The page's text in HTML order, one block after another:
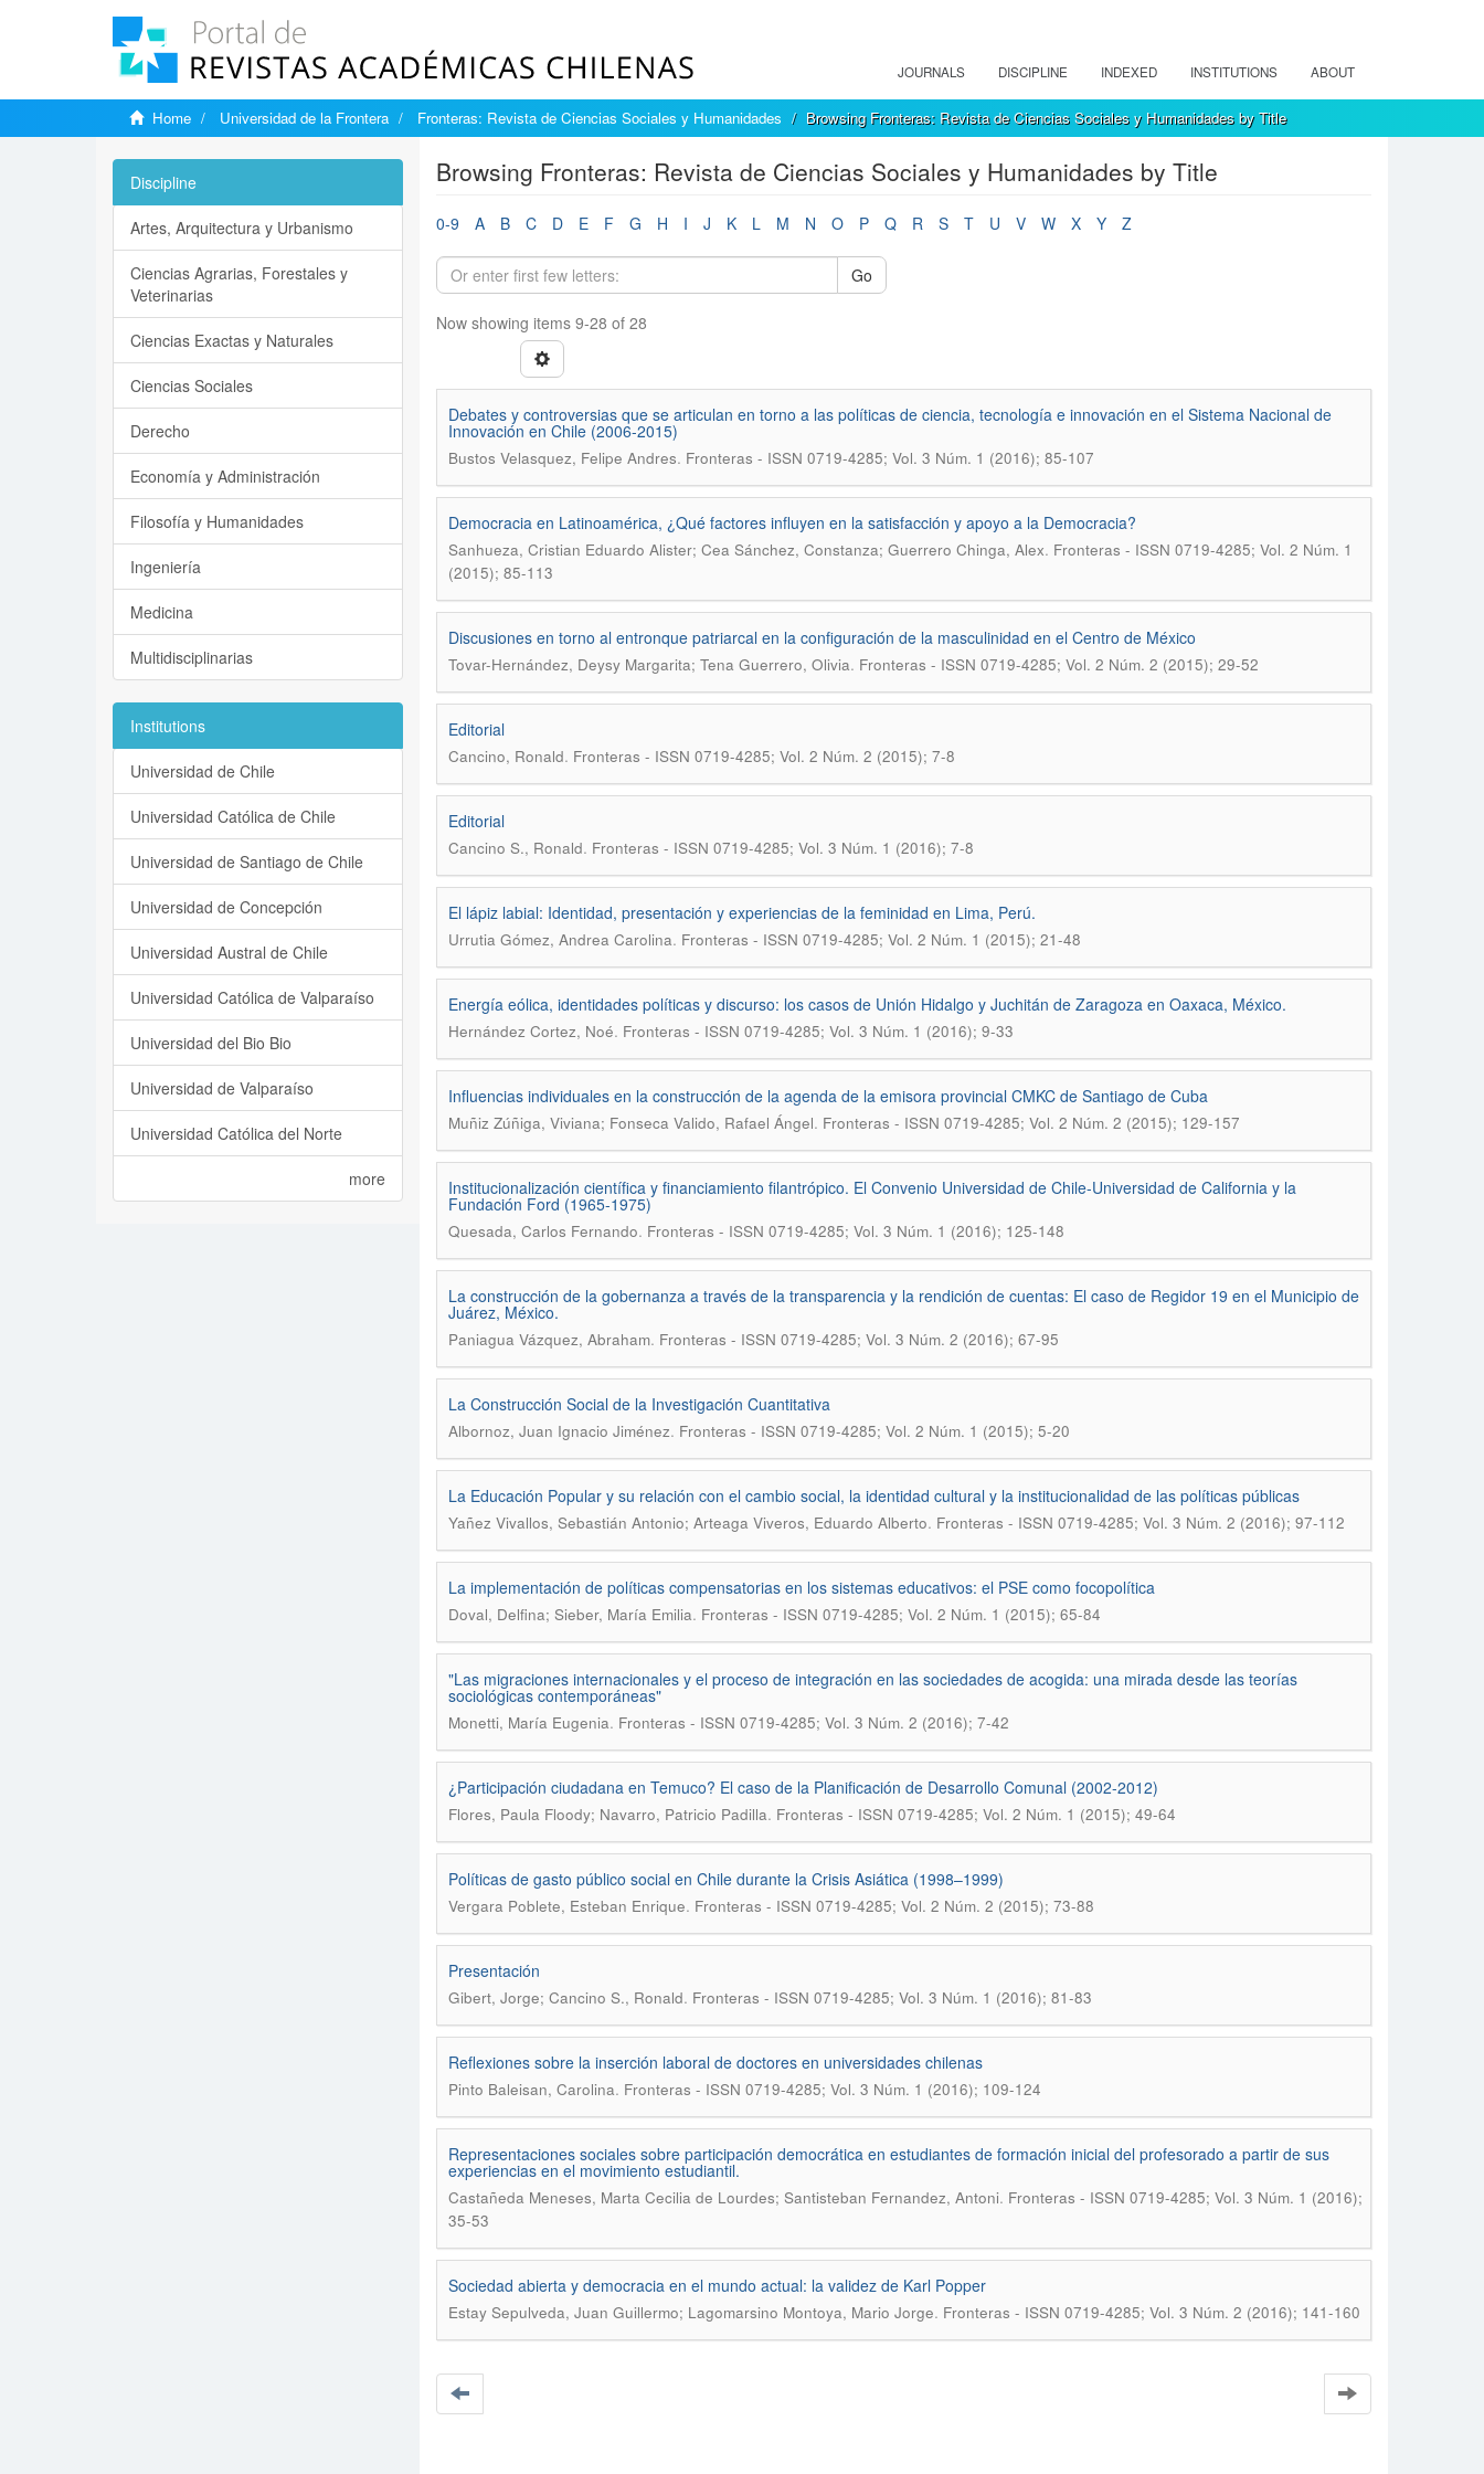
JOURNALS DISCIPLINE INDEXED INSTITUTIONS ABOUT
Home Universidad de la Frontera Fronteras: Revista de Ciencias Sociales y Humanidades Browsing Fronteras: Revista de Ciencias Sociales y Humanidades by Title
Browsing Fronteras: Revista de Ciencias Sociales y Humanidades by Title
0-9 A B C D E F G H I J K L M N O P Q R S T U V W X Y Z
Go
Now showing items 9-28 of 28
Debates y controversias que se articulan en torno a las políticas de ciencia, tecnología e innovación en el Sistema Nacional de
Innovación en Chile (2006-2015)
Bustos Velasquez, Felipe Andres. Fronteras - ISSN 0719-4285; Vol. 3 Núm. 1 (2016); 85-107
Democracia en Latinoamérica, ¿Qué factores influyen en la satisfacción y apoyo a la Democracia?
Sanhueza, Cristian Eduardo Alister; Cea Sánchez, Constanza; Guerrero Chinga, Alex. Fronteras - ISSN 0719-4285; Vol. 2 Núm. 1
(2015); 85-113
Discusiones en torno al entronque patriarcal en la configuración de la masculinidad en el Centro de México
Tovar-Hernández, Deysy Margarita; Tena Guerrero, Olivia. Fronteras - ISSN 0719-4285; Vol. 2 Núm. 2 (2015); 29-52
Editorial
Cancino, Ronald. Fronteras - ISSN 0719-4285; Vol. 2 Núm. 2 (2015); 7-8
Editorial
Cancino S., Ronald. Fronteras - ISSN 0719-4285; Vol. 3 Núm. 1 (2016); 7-8
El lápiz labial: Identidad, presentación y experiencias de la feminidad en Lima, Perú.
Urrutia Gómez, Andrea Carolina. Fronteras - ISSN 0719-4285; Vol. 2 Núm. 1 (2015); 21-48
Energía eólica, identidades políticas y discurso: los casos de Unión Hidalgo y Juchitán de Zaragoza en Oaxaca, México.
Hernández Cortez, Noé. Fronteras - ISSN 0719-4285; Vol. 3 Núm. 1 (2016); 9-33
Influencias individuales en la construcción de la agenda de la emisora provincial CMKC de Santiago de Cuba
Muñiz Zúñiga, Viviana; Fonseca Valido, Rafael Ángel. Fronteras - ISSN 0719-4285; Vol. 2 Núm. 2 (2015); 129-157
Institucionalización científica y financiamiento filantrópico. El Convenio Universidad de Chile-Universidad de California y la
Fundación Ford (1965-1975)
Quesada, Carlos Fernando. Fronteras - ISSN 0719-4285; Vol. 3 Núm. 1 (2016); 125-148
La construcción de la gobernanza a través de la transparencia y la rendición de cuentas: El caso de Regidor 19 en el Municipio de
Juárez, México.
Paniagua Vázquez, Abraham. Fronteras - ISSN 0719-4285; Vol. 3 Núm. 2 (2016); 67-95
La Construcción Social de la Investigación Cuantitativa
Albornoz, Juan Ignacio Jiménez. Fronteras - ISSN 0719-4285; Vol. 2 Núm. 1 (2015); 5-20
La Educación Popular y su relación con el cambio social, la identidad cultural y la institucionalidad de las políticas públicas
Yañez Vivallos, Sebastián Antonio; Arteaga Viveros, Eduardo Alberto. Fronteras - ISSN 0719-4285; Vol. 3 Núm. 2 (2016); 97-112
La implementación de políticas compensatorias en los sistemas educativos: el PSE como focopolítica
Doval, Delfina; Sieber, María Emilia. Fronteras - ISSN 0719-4285; Vol. 2 Núm. 1 (2015); 65-84
"Las migraciones internacionales y el proceso de integración en las sociedades de acogida: una mirada desde las teorías
sociológicas contemporáneas"
Monetti, María Eugenia. Fronteras - ISSN 0719-4285; Vol. 3 Núm. 2 (2016); 7-42
¿Participación ciudadana en Temuco? El caso de la Planificación de Desarrollo Comunal (2002-2012)
Flores, Paula Floody; Navarro, Patricio Padilla. Fronteras - ISSN 0719-4285; Vol. 2 Núm. 1 (2015); 49-64
Políticas de gasto público social en Chile durante la Crisis Asiática (1998–1999)
Vergara Poblete, Esteban Enrique. Fronteras - ISSN 0719-4285; Vol. 2 Núm. 2 (2015); 73-88
Presentación
Gibert, Jorge; Cancino S., Ronald. Fronteras - ISSN 0719-4285; Vol. 3 Núm. 1 (2016); 81-83
Reflexiones sobre la inserción laboral de doctores en universidades chilenas
Pinto Baleisan, Carolina. Fronteras - ISSN 0719-4285; Vol. 3 Núm. 1 (2016); 109-124
Representaciones sociales sobre participación democrática en estudiantes de formación inicial del profesorado a partir de sus
experiencias en el movimiento estudiantil.
Castañeda Meneses, Marta Cecilia de Lourdes; Santisteban Fernandez, Antoni. Fronteras - ISSN 0719-4285; Vol. 3 Núm. 1 (2016);
35-53
Sociedad abierta y democracia en el mundo actual: la validez de Karl Popper
Estay Sepulveda, Juan Guillermo; Lagomarsino Montoya, Mario Jorge. Fronteras - ISSN 0719-4285; Vol. 3 Núm. 2 (2016); 141-160
Discipline
Artes, Arquitectura y Urbanismo
Ciencias Agrarias, Forestales y
Veterinarias
Ciencias Exactas y Naturales
Ciencias Sociales
Derecho
Economía y Administración
Filosofía y Humanidades
Ingeniería
Medicina
Multidisciplinarias
Institutions
Universidad de Chile
Universidad Católica de Chile
Universidad de Santiago de Chile
Universidad de Concepción
Universidad Austral de Chile
Universidad Católica de Valparaíso
Universidad del Bio Bio
Universidad de Valparaíso
Universidad Católica del Norte
more